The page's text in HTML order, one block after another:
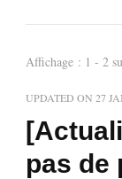
Affichage : 1 - 2
UPDATED ON 27
pas de